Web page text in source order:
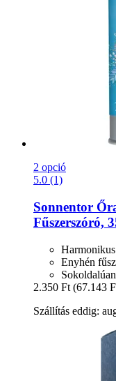
2 opció
5.0 (1)
Sonnentor
Fűszerszóró,
Enyhén
2.350 Ft (67.143
Szállítás eddig: